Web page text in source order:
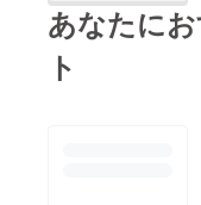
あなたに
ト